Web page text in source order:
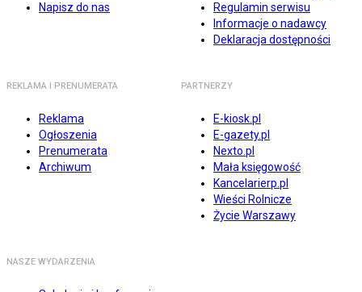
Napisz do nas
Regulamin serwisu
Informacje o nadawcy
Deklaracja dostępności
REKLAMA I PRENUMERATA
Reklama
Ogłoszenia
Prenumerata
Archiwum
PARTNERZY
E-kiosk.pl
E-gazety.pl
Nexto.pl
Mała księgowość
Kancelarierp.pl
Wieści Rolnicze
Życie Warszawy
NASZE WYDARZENIA